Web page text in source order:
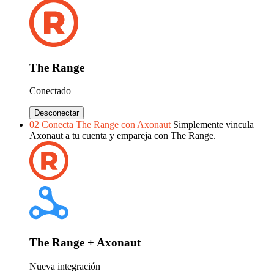
The Range
Conectado
Desconectar
02 Conecta The Range con Axonaut Simplemente vincula
Axonaut a tu cuenta y empareja con The Range.
The Range + Axonaut
Nueva integración